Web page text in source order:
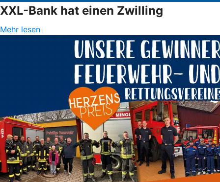
XXL-Bank hat einen Zwilling
Mehr lesen